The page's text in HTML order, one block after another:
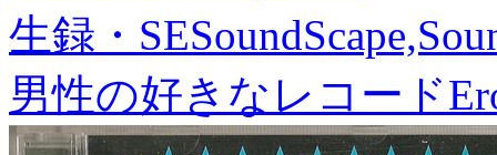
生録・SE
男性の好きなレコード